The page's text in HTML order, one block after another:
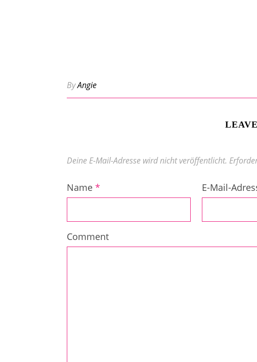
ByAngie
Deine E-Mail-Adresse wird nicht veröffentlicht.
Name * E-Mail-
Comment